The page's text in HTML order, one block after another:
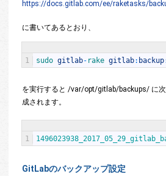
https://docs.gitlab.com/ee/raketasks/
に書いてあるとおり、
1 sudo gitlab- rake gitlab: backup
を実行すると /var/opt/gitlab/backups/ に
成されます。
1
GitLabのバックアップ設定